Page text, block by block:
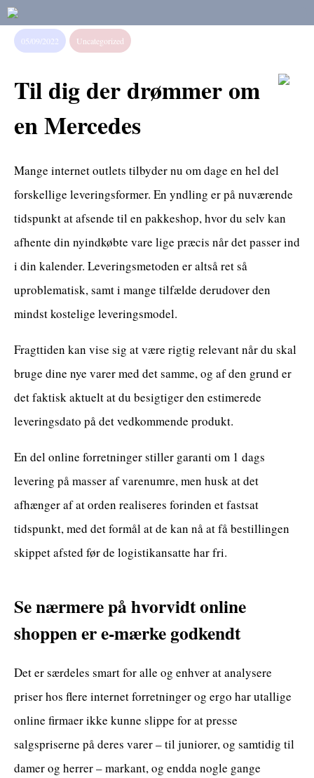
05/09/2022 Uncategorized
Til dig der drømmer om
en Mercedes
Mange internet outlets tilbyder nu om dage en hel del
forskellige leveringsformer. En yndling er på nuværende
tidspunkt at afsende til en pakkeshop, hvor du selv kan
afhente din nyindkøbte vare lige præcis når det passer ind
i din kalender. Leveringsmetoden er altså ret så
uproblematisk, samt i mange tilfælde derudover den
mindst kostelige leveringsmodel.
Fragttiden kan vise sig at være rigtig relevant når du skal
bruge dine nye varer med det samme, og af den grund er
det faktisk aktuelt at du besigtiger den estimerede
leveringsdato på det vedkommende produkt.
En del online forretninger stiller garanti om 1 dags
levering på masser af varenumre, men husk at det
afhænger af at orden realiseres forinden et fastsat
tidspunkt, med det formål at de kan nå at få bestillingen
skippet afsted før de logistikansatte har fri.
Se nærmere på hvorvidt online
shoppen er e-mærke godkendt
Det er særdeles smart for alle og enhver at analysere
priser hos flere internet forretninger og ergo har utallige
online firmaer ikke kunne slippe for at presse
salgspriserne på deres varer – til juniorer, og samtidig til
damer og herrer – markant, og endda nogle gange